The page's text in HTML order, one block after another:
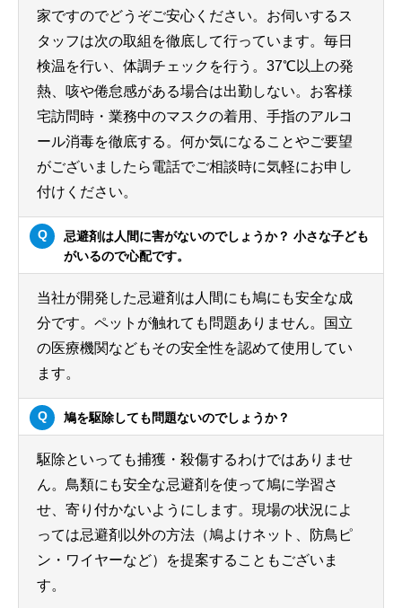
家ですのでどうぞご安心ください。お伺いするス
タッフは次の取組を徹底して行っています。毎日
検温を行い、体調チェックを行う。37℃以上の発
熱、咳や倦怠感がある場合は出勤しない。お客様
宅訪問時・業務中のマスクの着用、手指のアルコ
ール消毒を徹底する。何か気になることやご要望
がございましたら電話でご相談時に気軽にお申し
付けください。
忌避剤は人間に害がないのでしょうか？ 小さな子ども
がいるので心配です。
当社が開発した忌避剤は人間にも鳩にも安全な成
分です。ペットが触れても問題ありません。国立
の医療機関などもその安全性を認めて使用してい
ます。
鳩を駆除しても問題ないのでしょうか？
駆除といっても捕獲・殺傷するわけではありませ
ん。鳥類にも安全な忌避剤を使って鳩に学習さ
せ、寄り付かないようにします。現場の状況によ
っては忌避剤以外の方法（鳩よけネット、防鳥ピ
ン・ワイヤーなど）を提案することもございま
す。